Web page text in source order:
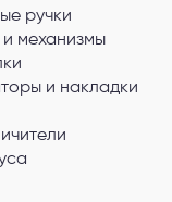
ручки
механизмы
и накладки